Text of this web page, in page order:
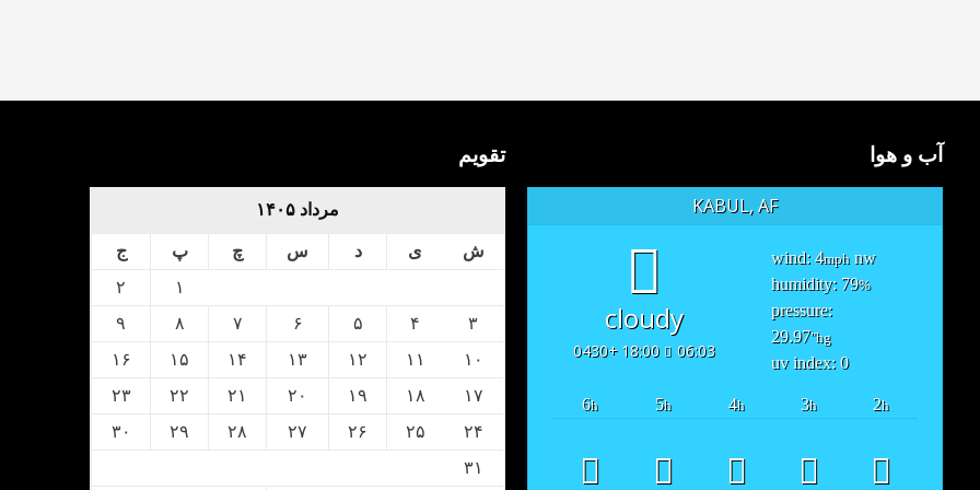
آب و هوا
KABUL, AF
cloudy
06:03
18:00 +0430
wind: 4mph nw
humidity: 79%
pressure:
29.97"hg
uv index: 0
2h
3h
4h
5h
6h
تقویم
مرداد ۱۴۰۵
ش ی د س چ پ
ج
۱
۲
۳
۴ ۵ ۶ ۷ ۸
۹
۱۰
۱۱ ۱۲ ۱۳ ۱۴ ۱۵
۱۶
۱۷
۱۸ ۱۹ ۲۰ ۲۱ ۲۲
۲۳
۲۴
۲۵ ۲۶ ۲۷ ۲۸ ۲۹
۳۰
۳۱